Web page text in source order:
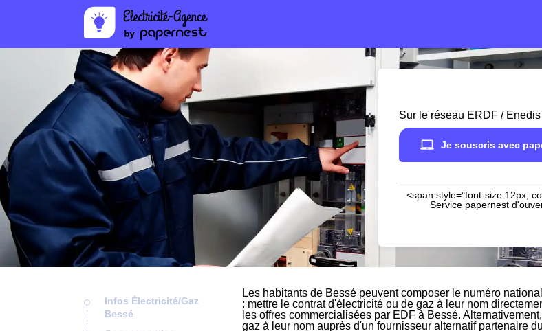
Sur le réseau ERDF /
Je souscris avec
<span style="font-size:12px;
Service papernest
Infos Électricité/Gaz
Bessé
Les habitants de Bessé peuvent composer le numéro
: mettre le contrat d'électricité ou de gaz à leur nom
les offres commercialisées par EDF à Bessé.
gaz à leur nom auprès d'un fournisseur alternatif partenaire